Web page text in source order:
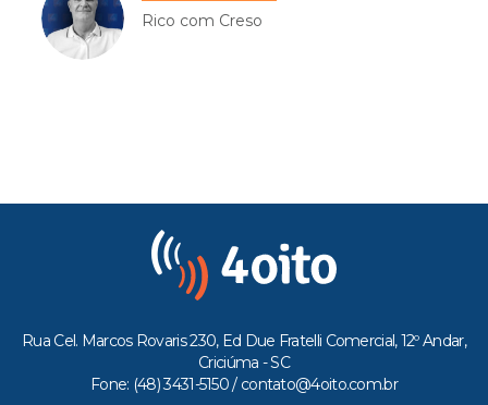
Rico com Creso
Rua Cel. Marcos Rovaris 230, Ed Due Fratelli Comercial, 12º Andar,
Criciúma - SC
Fone: (48) 3431-5150 / contato@4oito.com.br